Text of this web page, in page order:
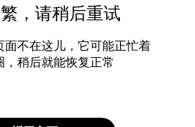
，请稍后重试
面不在这儿，它可能正忙着
，稍后就能恢复正常